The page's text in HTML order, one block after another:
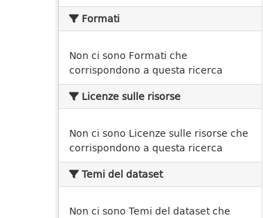
Formati
Non ci sono Formati che
corrispondono a questa ricerca
Licenze sulle risorse
Non ci sono Licenze sulle risorse che
corrispondono a questa ricerca
Temi del dataset
Non ci sono Temi del dataset che